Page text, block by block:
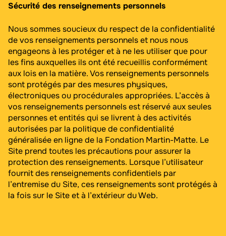
Sécurité des renseignements personnels
Nous sommes soucieux du respect de la confidentialité
de vos renseignements personnels et nous nous
engageons à les protéger et à ne les utiliser que pour
les fins auxquelles ils ont été recueillis conformément
aux lois en la matière. Vos renseignements personnels
sont protégés par des mesures physiques,
électroniques ou procédurales appropriées. L’accès à
vos renseignements personnels est réservé aux seules
personnes et entités qui se livrent à des activités
autorisées par la politique de confidentialité
généralisée en ligne de la Fondation Martin-Matte. Le
Site prend toutes les précautions pour assurer la
protection des renseignements. Lorsque l’utilisateur
fournit des renseignements confidentiels par
l’entremise du Site, ces renseignements sont protégés à
la fois sur le Site et à l’extérieur du Web.